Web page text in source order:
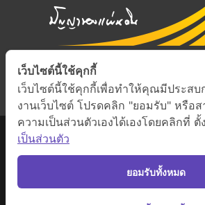
สงวนสิทธิ์ภายใต้สัญญาอนุญาต
ดูรายละเอียดสัญญา
เว็บไซต์นี้ใช้คุกกี้
เว็บไซต์นี้ใช้คุกกี้เพื่อทำให้คุณมีประส
งานเว็บไซต์ โปรดคลิก "ยอมรับ" หรือ
ความเป็นส่วนตัวเองได้เองโดยคลิกที่ ตั้
เป็นส่วนตัว
ยอมรับทั้งหมด